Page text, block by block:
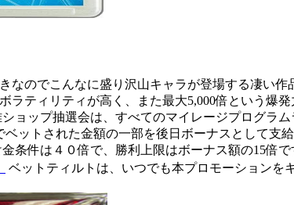
のでこんなに盛り沢山キャラが登場する凄い
ティリティが高く、また最大5,000倍という爆発
ョップ抽選会は、すべてのマイレージプログラ
ベットされた金額の一部を後日ボーナスとして
条件は４０倍で、勝利上限はボーナス額の15倍
ベットティルトは、いつでも本プロモーションを